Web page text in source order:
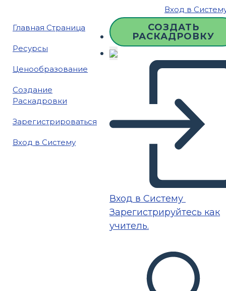
Вход в
Главная Страница
Ресурсы
Ценообразование
Создание
Раскадровки
Зарегистрироваться
Вход в Систему
СОЗДАТЬ
РАСКАДРОВКУ
Вход в Систему
Зарегистрируйтесь как
учитель.